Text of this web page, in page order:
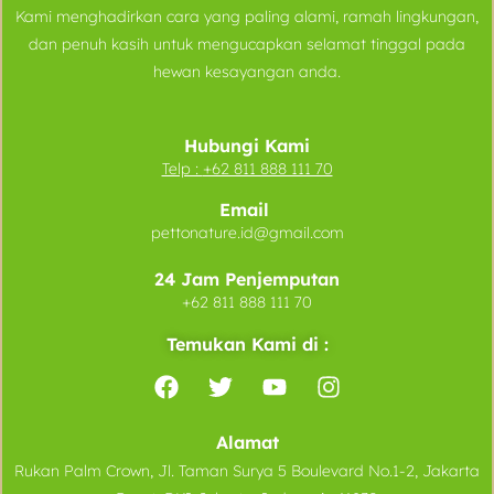
Kami menghadirkan cara yang paling alami, ramah lingkungan,
dan penuh kasih untuk mengucapkan selamat tinggal pada
hewan kesayangan anda.
Hubungi Kami
Telp : +62 811 888 111 70
Email
pettonature.id@gmail.com
24 Jam Penjemputan
+62 811 888 111 70
Temukan Kami di :
Alamat
Rukan Palm Crown, Jl. Taman Surya 5 Boulevard No.1-2, Jakarta